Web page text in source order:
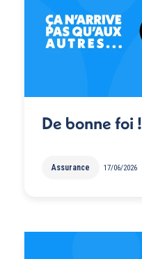
De bonne foi !
Assurance 17/06/2026